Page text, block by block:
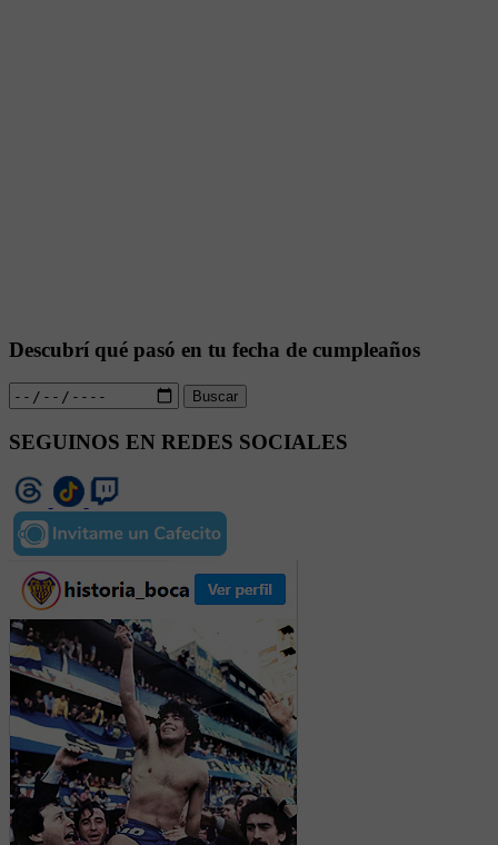
Descubrí qué pasó en tu fecha de cumpleaños
Buscar
SEGUINOS EN REDES SOCIALES